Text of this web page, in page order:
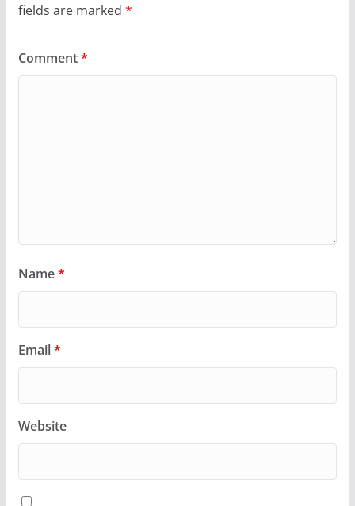
fields are marked *
Comment*
Name*
Email*
Website